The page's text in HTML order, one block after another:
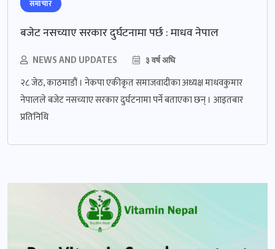
समाचार
बजेट नसच्याए सरकार दुर्घटनामा पर्छ : माधव नेपाल
NEWS AND UPDATES ३ वर्ष अघि
२८ जेठ, काठमाडौं । नेकपा एकीकृत समाजवादीका अध्यक्ष माधवकुमार
नेपालले बजेट नसच्याए सरकार दुर्घटनामा पर्ने बताएका छन् । आइतबार
प्रतिनिधि